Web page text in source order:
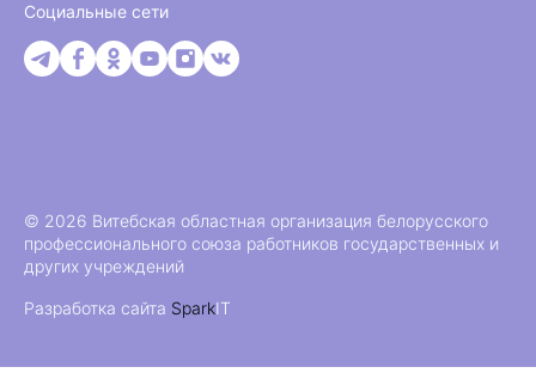
Социальные сети
© 2026 Витебская областная организация белорусского
профессионального союза работников государственных и
других учреждений
Разработка сайта SparkIT